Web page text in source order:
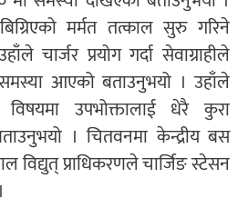
मर्मत तत्काल सुरु गरिने
चार्जर प्रयोग गर्दा सेवाग्राहीले
आएको बताउनुभयो । उहाँले
विषयमा उपभोक्तालाई धेरै कुरा
। चितवनमा केन्द्रीय बस
विद्युत् प्राधिकरणले चार्जिङ स्टेसन